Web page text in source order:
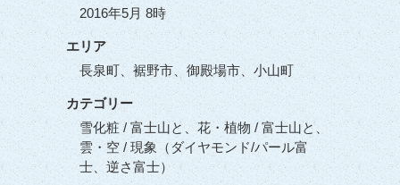
2016年5月 8時
エリア
長泉町、裾野市、御殿場市、小山町
カテゴリー
雪化粧 / 富士山と、花・植物 / 富士山と、
雲・空 / 現象（ダイヤモンド/パール富
士、逆さ富士）